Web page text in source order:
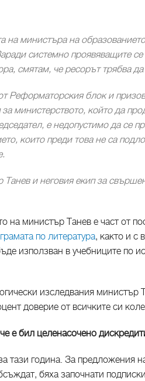
на министъра на
системно проявяващите
смятам, че ресорът трябва
Реформаторския блок и
министерството, който да
е недопустимо да се
които преди това не са
и неговия екип за
на министър Танев е част от
по литература, както и с
използван в учебниците по
изследвания министър
доверие от всичките си
е бил целенасочено
тази година. За предложения
бяха започнати